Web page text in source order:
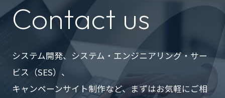
Contact us
システム開発、システム・エンジニアリング・サー
ビス（SES）、
キャンペーンサイト制作など、まずはお気軽にご相